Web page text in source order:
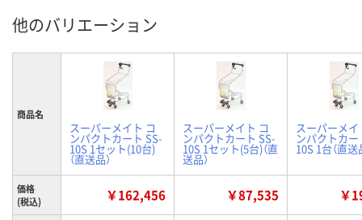
他のバリエーション
商品名
スーパーメイト コ
ンパクトカート SS-
10S 1セット(10台)
（直送品）
スーパーメイト コ
ンパクトカート SS-
10S 1セット(5台)（直
送品）
スーパーメイ
ンパクトカー
10S 1台（直送
価格
(税込)
￥162,456 ￥87,535 ￥